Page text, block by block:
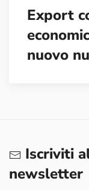
Export
nuovo
Iscriviti
newsletter